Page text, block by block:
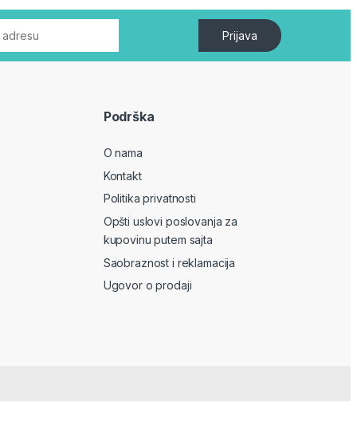
Podrška
O nama
Kontakt
Politika privatnosti
Opšti uslovi poslovanja za
kupovinu putem sajta
Saobraznost i reklamacija
Ugovor o prodaji